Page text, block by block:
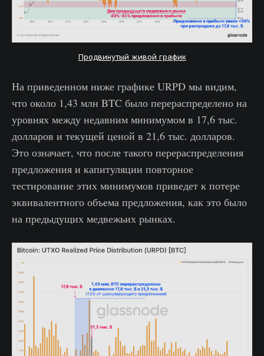
Продвинутый живой график
На приведенном ниже графике URPD мы видим,
что около 1,43 млн BTC было перераспределено на
уровнях между недавним минимумом в 17,6 тыс.
долларов и текущей ценой в 21,6 тыс. долларов.
Это означает, что после такого перераспределения
предложения и капитуляции повторное
тестирование этих минимумов приведет к потере
эквивалентного объема предложения, как это было
на предыдущих медвежьих рынках.